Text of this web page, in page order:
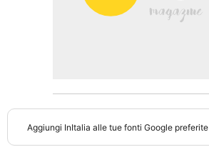
Aggiungi InItalia alle tue fonti Google preferite